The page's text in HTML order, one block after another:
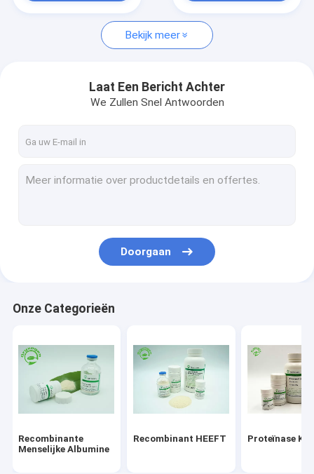
Recombinante Fibronectin
Recombinante IGF 1 Lange R3
Recombinante Menselijke Lactoferrin
Recombinante VEGF
Bekijk meer
Laat Een Bericht Achter
We Zullen Snel Antwoorden
Doorgaan
Onze Categorieën
Recombinante
Menselijke Albumine
Recombinant HEEFT Proteïnase K